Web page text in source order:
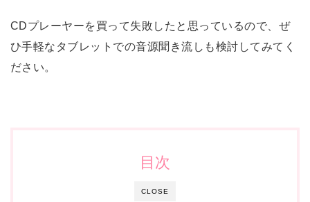
CDプレーヤーを買って失敗したと思っているので、ぜ
ひ手軽なタブレットでの音源聞き流しも検討してみてく
ださい。
CLOSE
目次